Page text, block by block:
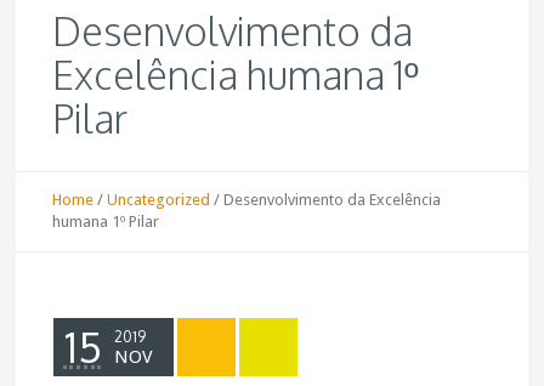
Desenvolvimento da
Excelência humana 1º
Pilar
Home /Uncategorized /Desenvolvimento da Excelência
humana 1º Pilar
15 2019
NOV